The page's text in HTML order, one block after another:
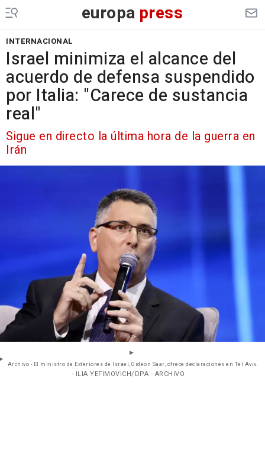
europa press
INTERNACIONAL
Israel minimiza el alcance del
acuerdo de defensa suspendido
por Italia: "Carece de sustancia
real"
Sigue en directo la última hora de la guerra en
Irán
Archivo - El ministro de Exteriores de Israel, Gideon Saar, ofrece declaraciones en Tel Aviv.
- ILIA YEFIMOVICH/DPA - ARCHIVO